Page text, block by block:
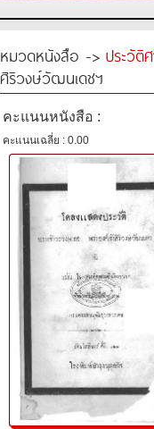
หมวดหนังสือ -> ประวัติ
ศิริวงษ์วัฒนเดชฯ
คะแนนหนังสือ :
คะแนนเฉลี่ย : 0.00